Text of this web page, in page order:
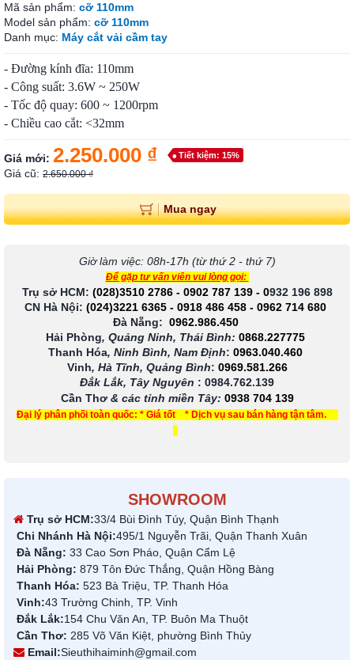
Mã sản phẩm: cỡ 110mm
Model sản phẩm: cỡ 110mm
Danh mục: Máy cắt vải cầm tay
- Đường kính đĩa: 110mm
- Công suất: 3.6W ~ 250W
- Tốc độ quay: 600 ~ 1200rpm
- Chiều cao cắt: <32mm
Giá mới: 2.250.000 ₫ Tiết kiệm: 15%
Giá cũ: 2.650.000 ₫
Mua ngay
Giờ làm việc: 08h-17h (từ thứ 2 - thứ 7)
Để gặp tư vấn viên vui lòng gọi:
Trụ sở HCM: (028)3510 2786 - 0902 787 139- 0932 196 898
CN Hà Nội: (024)3221 6365 - 0918 486 458 - 0962 714 680
Đà Nẵng: 0962.986.450
Hải Phòng, Quảng Ninh, Thái Bình: 0868.227775
Thanh Hóa, Ninh Bình, Nam Định: 0963.040.460
Vinh, Hà Tĩnh, Quảng Bình: 0969.581.266
Đắk Lắk, Tây Nguyên : 0984.762.139
Cần Thơ & các tỉnh miền Tây: 0938 704 139
Đại lý phân phối toàn quốc: * Giá tốt * Dịch vụ sau bán hàng tận tâm.
SHOWROOM
Trụ sở HCM:33/4 Bùi Đình Túy, Quận Bình Thạnh
Chi Nhánh Hà Nội:495/1 Nguyễn Trãi, Quận Thanh Xuân
Đà Nẵng: 33 Cao Sơn Pháo, Quận Cẩm Lệ
Hải Phòng: 879 Tôn Đức Thắng, Quận Hồng Bàng
Thanh Hóa: 523 Bà Triệu, TP. Thanh Hóa
Vinh:43 Trường Chinh, TP. Vinh
Đắk Lắk:154 Chu Văn An, TP. Buôn Ma Thuột
Cần Thơ: 285 Võ Văn Kiệt, phường Bình Thủy
Email:Sieuthihaiminh@gmail.com